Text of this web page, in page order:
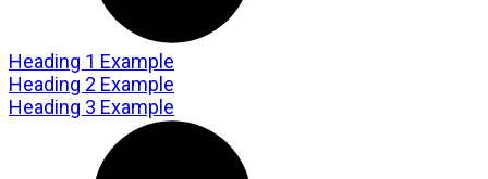
Heading 1 Example
Heading 2 Example
Heading 3 Example